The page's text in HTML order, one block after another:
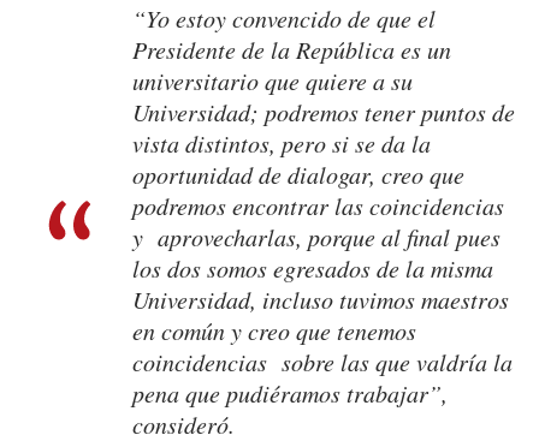
“Yo estoy convencido de que el
Presidente de la República es un
universitario que quiere a su
Universidad; podremos tener puntos de
vista distintos, pero si se da la
oportunidad de dialogar, creo que
podremos encontrar las coincidencias
y aprovecharlas, porque al final pues
los dos somos egresados de la misma
Universidad, incluso tuvimos maestros
en común y creo que tenemos
coincidencias sobre las que valdría la
pena que pudiéramos trabajar”,
consideró.